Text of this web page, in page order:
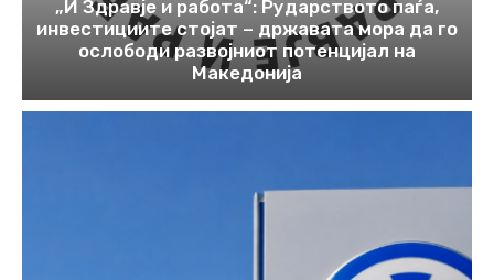
„И Здравје и работа“: Рударството паѓа,
инвестициите стојат – државата мора да го
ослободи развојниот потенцијал на
Македонија